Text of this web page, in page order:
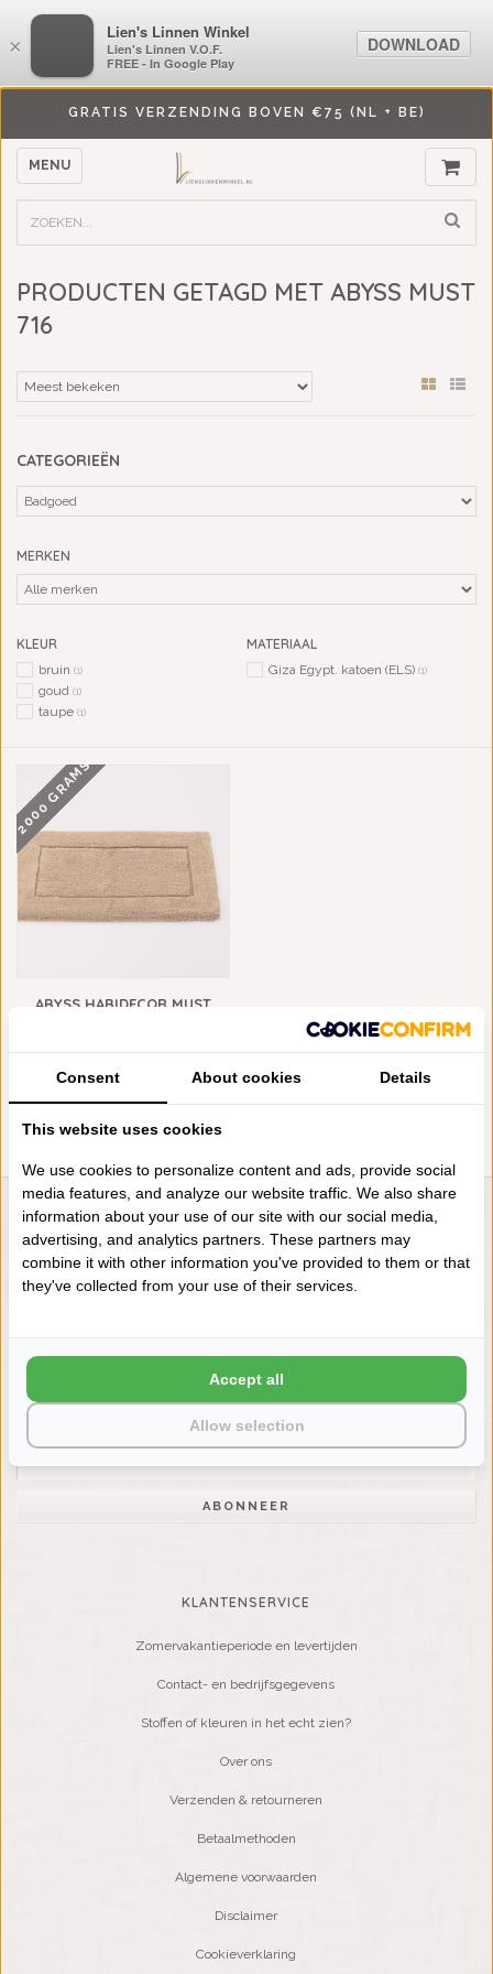
GRATIS VERZENDING BOVEN €75 (NL + BE)
MENU
PRODUCTEN GETAGD MET ABYSS MUST
716
CATEGORIEËN
MERKEN
KLEUR
bruin (1)
goud (1)
taupe (1)
MATERIAAL
Giza Egypt. katoen (ELS) (1)
2000 GRAMS
ABYSS HABIDECOR MUST
€128,00
LIENSLINNENWINKEL.NL
VRAGEN? BEL DAN
+31 (0) 575 511817
NIEUWSBRIEF
Wilt u op de hoogte blijven?
ABONNEER
KLANTENSERVICE
Zomervakantieperiode en levertijden
Contact- en bedrijfsgegevens
Stoffen of kleuren in het echt zien?
Over ons
Verzenden & retourneren
Betaalmethoden
Algemene voorwaarden
Disclaimer
Cookieverklaring
×
LiensLinnenwinkel.nl
Lien's Linnen V.O.F.
FREE - In Google Play
DOWNLOAD
Consent About cookies Details
This website uses cookies
We use cookies to personalize content and ads, provide social
media features, and analyze our website traffic. We also share
information about your use of our site with our social media,
advertising, and analytics partners. These partners may
combine it with other information you've provided to them or that
they've collected from your use of their services.
Allow selection
Accept all
×
Lien's Linnen Winkel
Lien's Linnen V.O.F.
FREE - In Google Play
DOWNLOAD